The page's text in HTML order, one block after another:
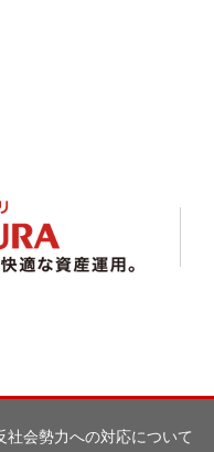
社会勢力への対応について